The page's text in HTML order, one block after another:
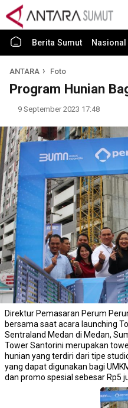
Berita Sumut Nasional
ANTARA Foto
Program Hunian
9 September 2023 17:48
Direktur Pemasaran Perum
bersama saat acara launching
Sentraland Medan di Medan,
Tower Santorini merupakan
hunian yang terdiri dari tipe
yang dapat digunakan bagi
dan promo spesial sebesar Rp5